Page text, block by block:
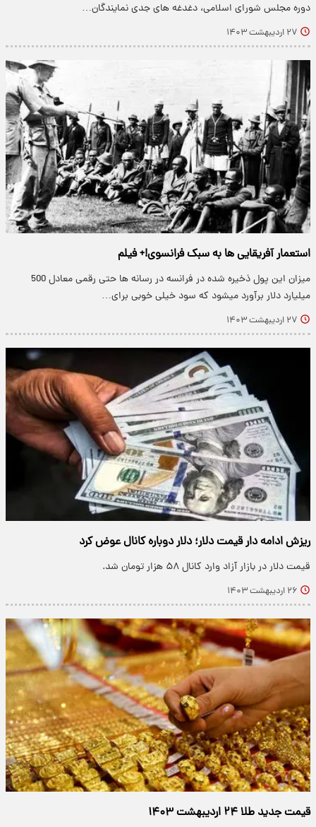
دوره مجلس شورای اسلامی، دغدغه های جدی نمایندگان…
۲۷ اردیبهشت ۱۴۰۳
استعمار آفریقایی ها به سبک فرانسوی!+ فیلم
میزان این پول ذخیره شده در فرانسه در رسانه ها حتی رقمی معادل 500
میلیارد دلار برآورد میشود که سود خیلی خوبی برای…
۲۷ اردیبهشت ۱۴۰۳
ریزش ادامه دار قیمت دلار؛ دلار دوباره کانال عوض کرد
قیمت دلار در بازار آزاد وارد کانال ۵۸ هزار تومان شد.
۲۶ اردیبهشت ۱۴۰۳
قیمت جدید طلا ۲۴ اردیبهشت ۱۴۰۳